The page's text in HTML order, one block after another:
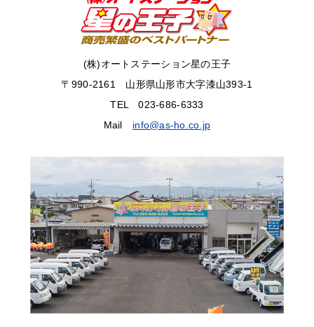
(株)オートステーション星の王子
〒990-2161 山形県山形市大字漆山393-1
TEL 023-686-6333
Mail info@as-ho.co.jp